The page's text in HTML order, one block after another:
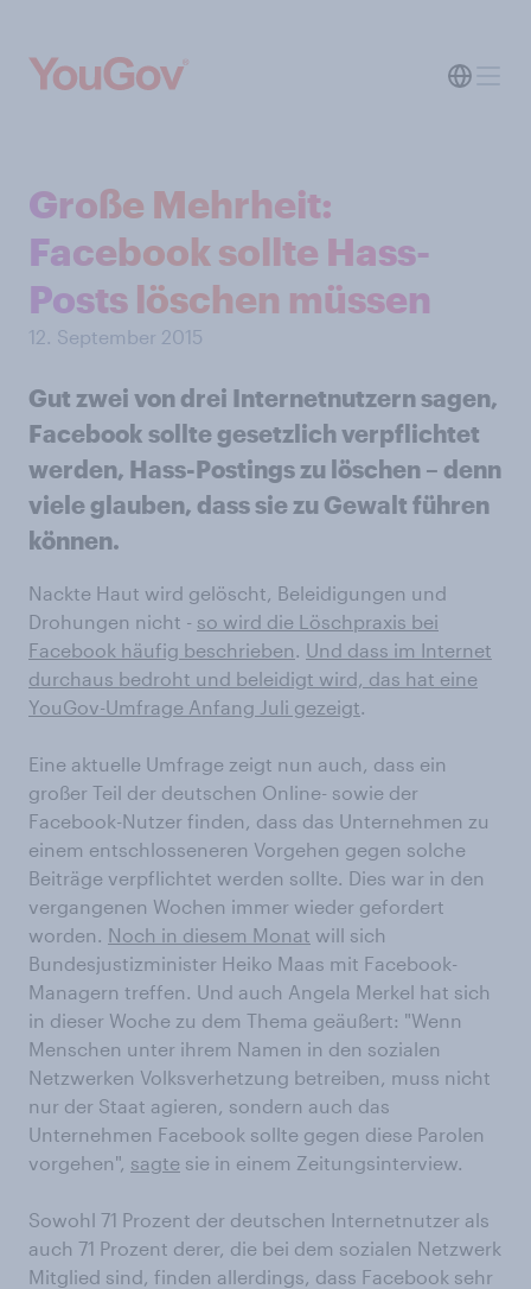
Große Mehrheit:
Facebook sollte Hass-
Posts löschen müssen
12. September 2015
Gut zwei von drei Internetnutzern sagen,
Facebook sollte gesetzlich verpflichtet
werden, Hass-Postings zu löschen – denn
viele glauben, dass sie zu Gewalt führen
können.
Nackte Haut wird gelöscht, Beleidigungen und
Drohungen nicht - so wird die Löschpraxis bei
Facebook häufig beschrieben. Und dass im Internet
durchaus bedroht und beleidigt wird, das hat eine
YouGov-Umfrage Anfang Juli gezeigt.
Eine aktuelle Umfrage zeigt nun auch, dass ein
großer Teil der deutschen Online- sowie der
Facebook-Nutzer finden, dass das Unternehmen zu
einem entschlosseneren Vorgehen gegen solche
Beiträge verpflichtet werden sollte. Dies war in den
vergangenen Wochen immer wieder gefordert
worden. Noch in diesem Monat will sich
Bundesjustizminister Heiko Maas mit Facebook-
Managern treffen. Und auch Angela Merkel hat sich
in dieser Woche zu dem Thema geäußert: "Wenn
Menschen unter ihrem Namen in den sozialen
Netzwerken Volksverhetzung betreiben, muss nicht
nur der Staat agieren, sondern auch das
Unternehmen Facebook sollte gegen diese Parolen
vorgehen", sagte sie in einem Zeitungsinterview.
Sowohl 71 Prozent der deutschen Internetnutzer als
auch 71 Prozent derer, die bei dem sozialen Netzwerk
Mitglied sind, finden allerdings, dass Facebook sehr